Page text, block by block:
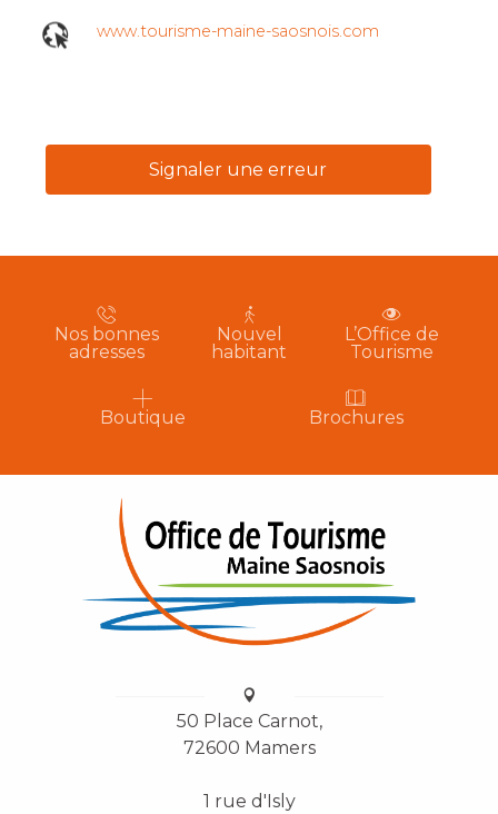
www.tourisme-maine-saosnois.com
Signaler une erreur
Nos bonnes
adresses
Nouvel
habitant
L’Office de
Tourisme
Boutique Brochures
50 Place Carnot,
72600 Mamers
1 rue d'Isly